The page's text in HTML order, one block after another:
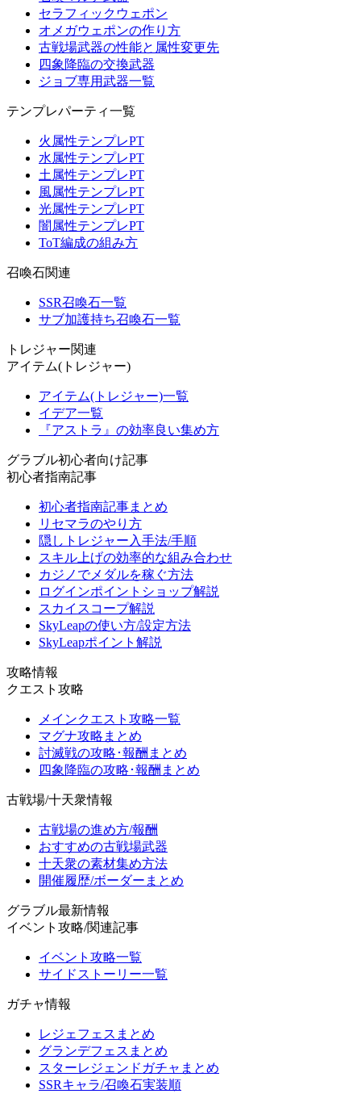
セラフィックウェポン
オメガウェポンの作り方
古戦場武器の性能と属性変更先
四象降臨の交換武器
ジョブ専用武器一覧
テンプレパーティ一覧
火属性テンプレPT
水属性テンプレPT
土属性テンプレPT
風属性テンプレPT
光属性テンプレPT
闇属性テンプレPT
ToT編成の組み方
召喚石関連
SSR召喚石一覧
サブ加護持ち召喚石一覧
トレジャー関連
アイテム(トレジャー)
アイテム(トレジャー)一覧
イデア一覧
『アストラ』の効率良い集め方
グラブル初心者向け記事
初心者指南記事
初心者指南記事まとめ
リセマラのやり方
隠しトレジャー入手法/手順
スキル上げの効率的な組み合わせ
カジノでメダルを稼ぐ方法
ログインポイントショップ解説
スカイスコープ解説
SkyLeapの使い方/設定方法
SkyLeapポイント解説
攻略情報
クエスト攻略
メインクエスト攻略一覧
マグナ攻略まとめ
討滅戦の攻略･報酬まとめ
四象降臨の攻略･報酬まとめ
古戦場/十天衆情報
古戦場の進め方/報酬
おすすめの古戦場武器
十天衆の素材集め方法
開催履歴/ボーダーまとめ
グラブル最新情報
イベント攻略/関連記事
イベント攻略一覧
サイドストーリー一覧
ガチャ情報
レジェフェスまとめ
グランデフェスまとめ
スターレジェンドガチャまとめ
SSRキャラ/召喚石実装順